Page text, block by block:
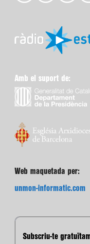
Amb el suport de:
Web maquetada per:
unmon-informatic.com
Subscriu-te